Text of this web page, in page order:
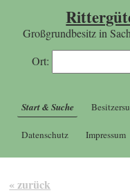
Großgrundbesitz in
Ort:
Start & Suche
Datenschutz Impressum
« zurück